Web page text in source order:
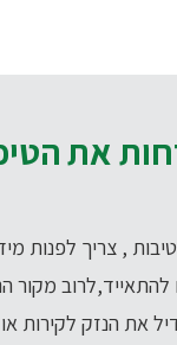
את
, צריך לפנות
להתאייד,לרוב מקור
את הנזק לקירות